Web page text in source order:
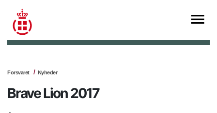
Forsvaret Nyheder
Brave Lion 2017